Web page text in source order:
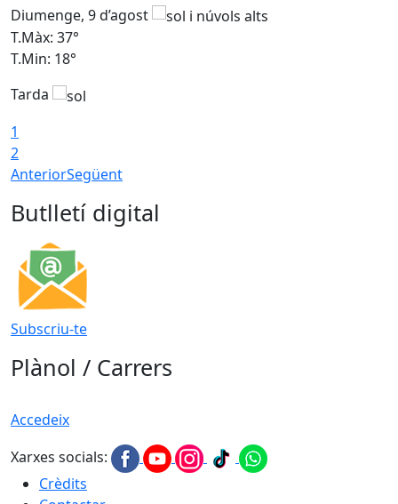
Diumenge, 9 d’agost
T.Màx: 37°
T.Min: 18°
Tarda
1
2
AnteriorSegüent
Butlletí digital
Subscriu-te
Plànol / Carrers
Accedeix
Xarxes socials:
Crèdits